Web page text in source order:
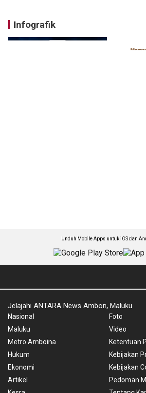
Infografik
Unduh Mobile Apps untuk iOS dan
Jelajahi ANTARA News Ambon, Maluku
Nasional
Maluku
Metro Amboina
Hukum
Ekonomi
Artikel
Foto
Video
Ketentuan
Kebijakan
Kebijakan
Pedoman